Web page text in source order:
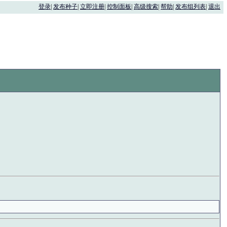
登录 发布种子 立即注册 控制面板 高级搜索 帮助 发布组列表 退出